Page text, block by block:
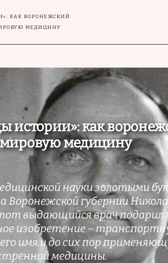
КАК ВОРОНЕЖСКИЙ
МЕДИЦИНУ
истории»: как
медицину
науки золотыми
Воронежской губернии
выдающийся врач подарил
изобретение –
имя и до сих пор
медицины.